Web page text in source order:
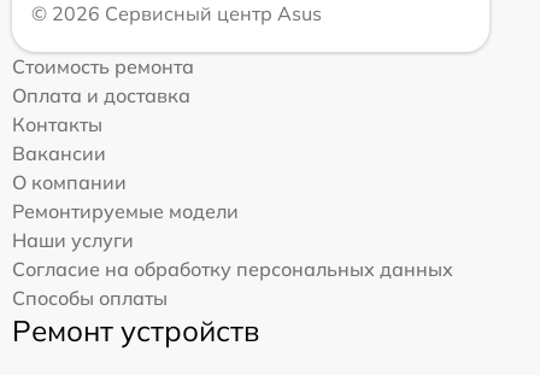
© 2026 Сервисный центр Asus
Стоимость ремонта
Оплата и доставка
Контакты
Вакансии
О компании
Ремонтируемые модели
Наши услуги
Согласие на обработку персональных данных
Способы оплаты
Ремонт устройств